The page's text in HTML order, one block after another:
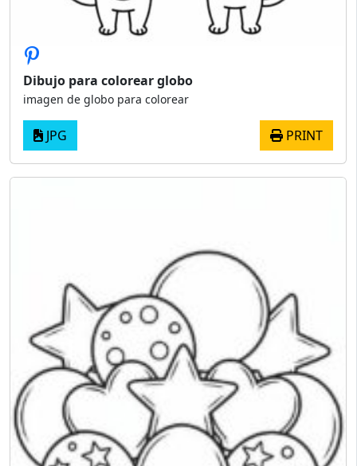
Dibujo para colorear globo
imagen de globo para colorear
JPG PRINT